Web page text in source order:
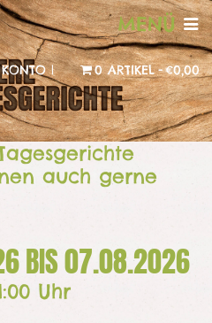
MENÜ
KONTO | 0 ARTIKEL €0,00
auch gerne
BIS 07.08.2026
Uhr